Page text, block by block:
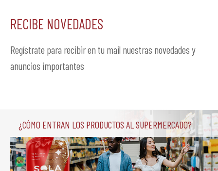
RECIBE NOVEDADES
Regístrate para recibir en tu mail nuestras novedades y
anuncios importantes
¿Cómo entran los productos al supermercado?